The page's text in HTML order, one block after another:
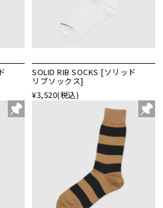
SOLID RIB SOCKS [ソリッド
リブソックス]
¥3,520(税込)